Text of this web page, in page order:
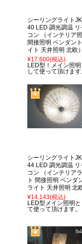
シーリングライト
40 LED 調光調温 リ
コン （インテリア
間接照明 ペンダン
イト 天井照明 北欧）
¥17,600(税込)
LED型！メイン照明
して使って頂けます
シーリングライト
44 LED 調光調温 リ
コン （インテリア
ト 間接照明 ペンダ
ライト 天井照明 北欧
¥14,143(税込)
LED型メイン照明と
て使って頂けます。